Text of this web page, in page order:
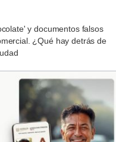
y documentos falsos
¿Qué hay detrás de